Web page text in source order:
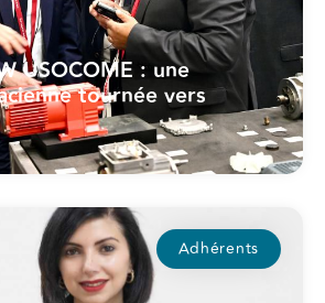
USOCOME : une
tournée vers
Adhérents